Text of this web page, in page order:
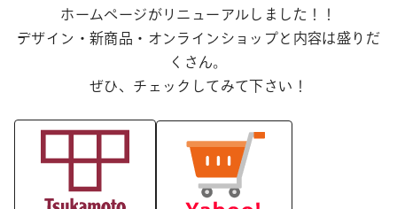
ホームページがリニューアルしました！！
デザイン・新商品・オンラインショップと内容は盛りだ
くさん。
ぜひ、チェックしてみて下さい！